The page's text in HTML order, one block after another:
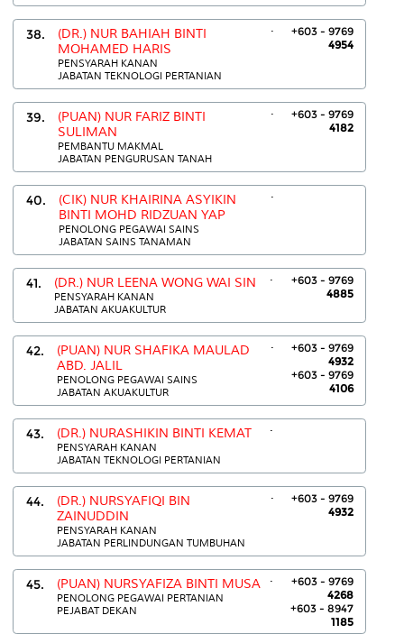
38.
(DR.) NUR BAHIAH BINTI
MOHAMED HARIS
PENSYARAH KANAN
JABATAN TEKNOLOGI PERTANIAN
.
+603 - 9769
4954
39.
(PUAN) NUR FARIZ BINTI
SULIMAN
PEMBANTU MAKMAL
JABATAN PENGURUSAN TANAH
.
+603 - 9769
4182
40.
(CIK) NUR KHAIRINA ASYIKIN
BINTI MOHD RIDZUAN YAP
PENOLONG PEGAWAI SAINS
JABATAN SAINS TANAMAN
.
41. (DR.) NUR LEENA WONG WAI SIN
PENSYARAH KANAN
JABATAN AKUAKULTUR
.
+603 - 9769
4885
42.
(PUAN) NUR SHAFIKA MAULAD
ABD. JALIL
PENOLONG PEGAWAI SAINS
JABATAN AKUAKULTUR
.
+603 - 9769
4932
+603 - 9769
4106
43. (DR.) NURASHIKIN BINTI KEMAT
PENSYARAH KANAN
JABATAN TEKNOLOGI PERTANIAN
.
44.
(DR.) NURSYAFIQI BIN
ZAINUDDIN
PENSYARAH KANAN
JABATAN PERLINDUNGAN TUMBUHAN
.
+603 - 9769
4932
45. (PUAN) NURSYAFIZA BINTI MUSA
PENOLONG PEGAWAI PERTANIAN
PEJABAT DEKAN
.
+603 - 9769
4268
+603 - 8947
1185